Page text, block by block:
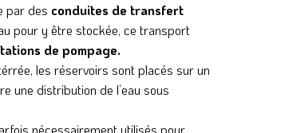
par des conduites de transfert
pour y être stockée, ce transport
de pompage.
les réservoirs sont placés sur un
une distribution de l’eau sous
nécessairement utilisés pour